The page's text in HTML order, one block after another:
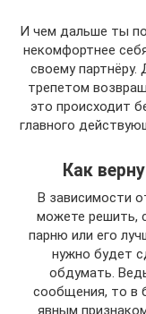
И чем дальше ты
некомфортнее
своему
трепетом
это происходит
главного
Как
В зависимости
можете решить,
парню или его
нужно будет
обдумать.
сообщения, то в
явным